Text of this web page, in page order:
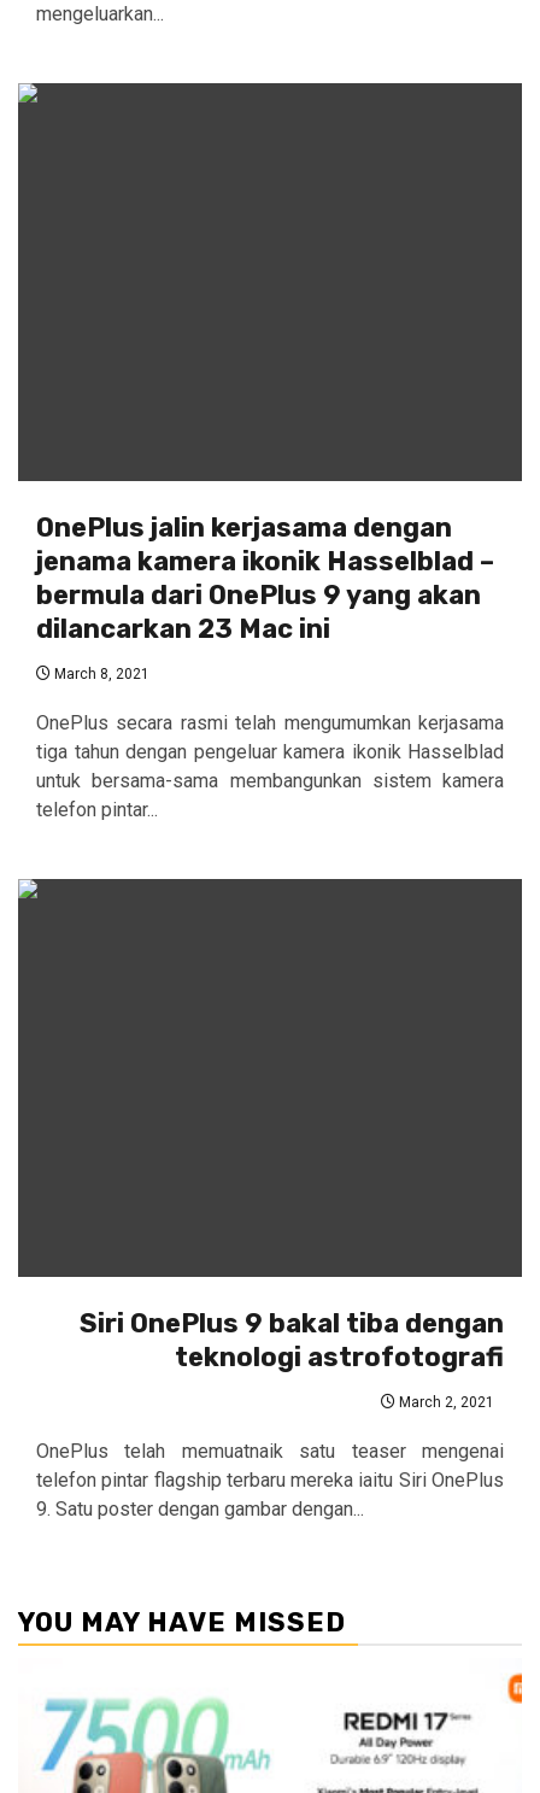
mengeluarkan...
OnePlus jalin kerjasama dengan
jenama kamera ikonik Hasselblad –
bermula dari OnePlus 9 yang akan
dilancarkan 23 Mac ini
March 8, 2021
OnePlus secara rasmi telah mengumumkan kerjasama
tiga tahun dengan pengeluar kamera ikonik Hasselblad
untuk bersama-sama membangunkan sistem kamera
telefon pintar...
Siri OnePlus 9 bakal tiba dengan
teknologi astrofotografi
March 2, 2021
OnePlus telah memuatnaik satu teaser mengenai
telefon pintar flagship terbaru mereka iaitu Siri OnePlus
9. Satu poster dengan gambar dengan...
YOU MAY HAVE MISSED